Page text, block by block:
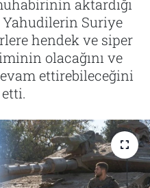
aktardığı
Suriye
hendek ve siper
olacağını ve
ettirebileceğini